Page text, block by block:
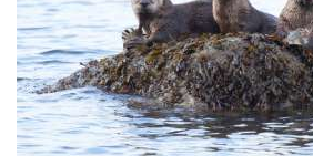
Les Cartes
Passez à l'action